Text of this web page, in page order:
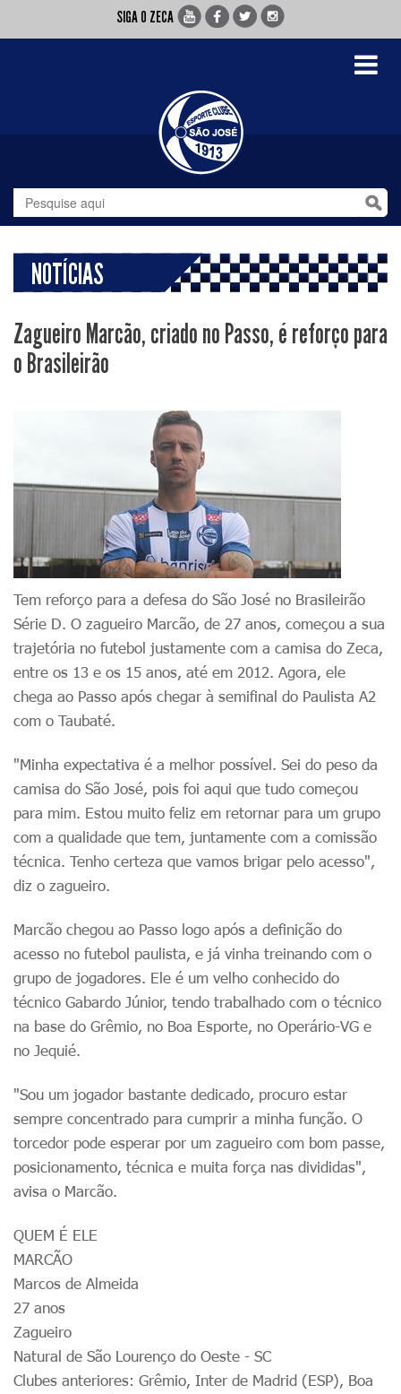
SIGA O ZECA
Toggle
NOTÍCIAS
Zagueiro Marcão, criado no Passo, é reforço para
o Brasileirão
Tem reforço para a defesa do São José no Brasileirão
Série D. O zagueiro Marcão, de 27 anos, começou a sua
trajetória no futebol justamente com a camisa do Zeca,
entre os 13 e os 15 anos, até em 2012. Agora, ele
chega ao Passo após chegar à semifinal do Paulista A2
com o Taubaté.
"Minha expectativa é a melhor possível. Sei do peso da
camisa do São José, pois foi aqui que tudo começou
para mim. Estou muito feliz em retornar para um grupo
com a qualidade que tem, juntamente com a comissão
técnica. Tenho certeza que vamos brigar pelo acesso",
diz o zagueiro.
Marcão chegou ao Passo logo após a definição do
acesso no futebol paulista, e já vinha treinando com o
grupo de jogadores. Ele é um velho conhecido do
técnico Gabardo Júnior, tendo trabalhado com o técnico
na base do Grêmio, no Boa Esporte, no Operário-VG e
no Jequié.
"Sou um jogador bastante dedicado, procuro estar
sempre concentrado para cumprir a minha função. O
torcedor pode esperar por um zagueiro com bom passe,
posicionamento, técnica e muita força nas divididas",
avisa o Marcão.
QUEM É ELE
MARCÃO
Marcos de Almeida
27 anos
Zagueiro
Natural de São Lourenço do Oeste - SC
Clubes anteriores: Grêmio, Inter de Madrid (ESP), Boa